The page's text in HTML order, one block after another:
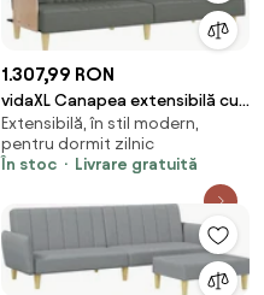
1.307,99 RON
vidaXL Canapea extensibilă cu
cotiere, gri închis, textil
Extensibilă, în stil modern,
pentru dormit zilnic
În stoc
Livrare gratuită